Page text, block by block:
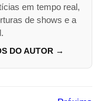
em tempo real,
de shows e a
DO AUTOR →